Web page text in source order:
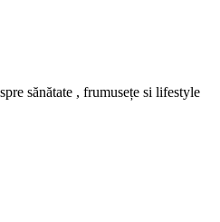
sănătate , frumusețe si lifestyle